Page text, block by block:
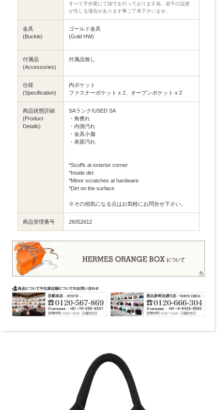
すべて手作業にて採寸を行っております為、若干の誤差
が生じる場合があります事ご了承下さいませ。
金具
(Buckle)
ゴールド金具
(Gold HW)
付属品
(Accessories)
付属品無し
仕様
(Specification)
内ポケット
ファスナーポケット x 2、オープンポケット x 2
商品状態詳細
(Product
Details)
SAランク/USED SA
・角擦れ
・内側汚れ
・金具小傷
・表面汚れ
*Scuffs at exterior corner
*Inside dirt
*Minor scratches at hardware
*Dirt on the surface
※その他気になる点はお気軽にお問合せ下さい。
商品管理番号 26052612